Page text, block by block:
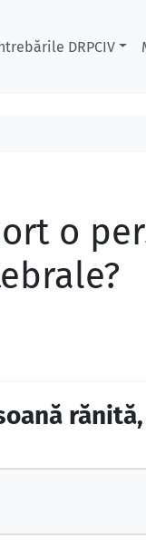
DRPCIV
o